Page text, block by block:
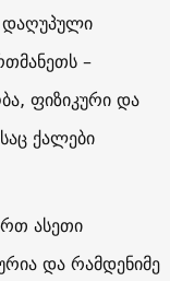
დაღუპული
–
ფიზიკური და
ქალები
ასეთი
და რამდენიმე